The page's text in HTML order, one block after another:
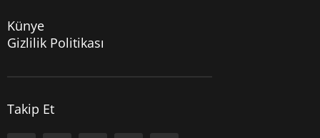
Künye
Gizlilik Politikası
Takip Et